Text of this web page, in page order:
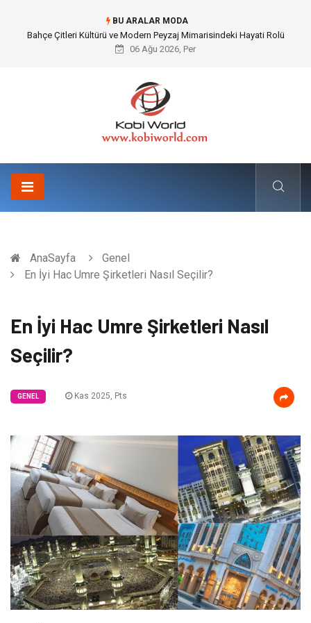
BU ARALAR MODA
Komple Tır Taşımacılığı İle Kesintisiz ve Güvenli Lojistik Çözümleri
06 Ağu 2026, Per
AnaSayfa
Genel
En İyi Hac Umre Şirketleri Nasıl Seçilir?
En İyi Hac Umre Şirketleri Nasıl
Seçilir?
GENEL Kas 2025, Pts